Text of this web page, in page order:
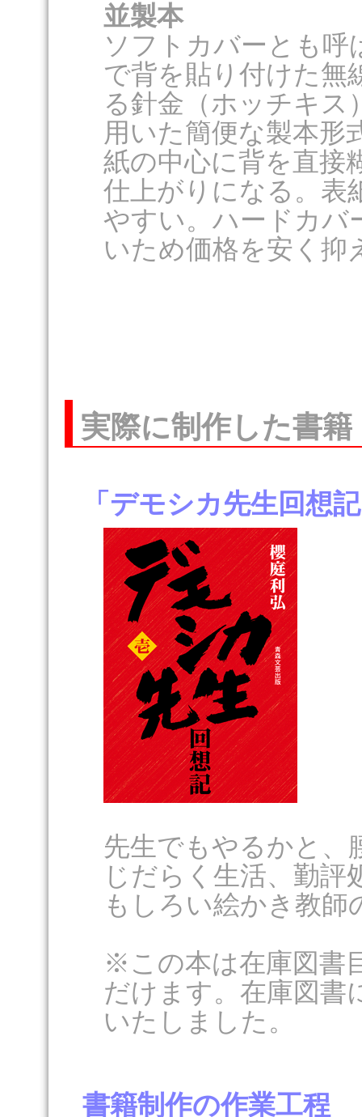
並製本
ソフトカバーとも呼
で背を貼り付けた無
る針金（ホッチキス
用いた簡便な製本形
紙の中心に背を直接
仕上がりになる。表
やすい。ハードカバ
いため価格を安く抑
実際に制作した書籍
「デモシカ先生回想
先生でもやるかと、
じだらく生活、勤
もしろい絵かき教師
※この本は在庫図書
だけます。在庫図書
いたしました。
書籍制作の作業工程